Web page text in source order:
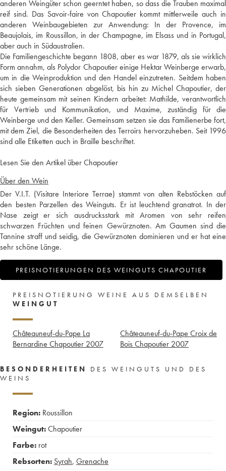
anderen Weingüter schon geerntet haben, so dass die Trauben maximal
reif sind. Das Savoir-faire von Chapoutier kommt mittlerweile auch in
anderen Weinbaugebieten zur Anwendung: In der Provence, im
Beaujolais, im Roussillon, in der Champagne, im Elsass und in Portugal,
aber auch in Südaustralien.
Die Familiengeschichte begann 1808, aber es war 1879, als sie wirklich
Form annahm, als Polydor Chapoutier einige Hektar Weinberge erwarb,
um in die Weinproduktion und den Handel einzutreten. Seitdem haben
sich sieben Generationen abgelöst, bis hin zu Michel Chapoutier, der
heute gemeinsam mit seinen Kindern arbeitet: Mathilde, verantwortlich
für Vertrieb und Kommunikation, und Maxime, zuständig für die
Weinberge und den Keller. Gemeinsam setzen sie das Familienerbe fort,
mit dem Ziel, die Besonderheiten des Terroirs hervorzuheben. Seit 1996
sind alle Etiketten auch in Braille beschriftet.
Lesen Sie den Artikel über Chapoutier
Über den Wein
Der V.I.T. (Visitare Interiore Terrae) stammt von alten Rebstöcken auf
den besten Parzellen des Weinguts. Er ist leuchtend granatrot. In der
Nase zeigt er sich ausdrucksstark mit Aromen von sehr reifen
schwarzen Früchten und feinen Gewürznoten. Am Gaumen sind die
Tannine straff und seidig, die Gewürznoten dominieren und er hat eine
sehr schöne Länge.
PREISNOTIERUNGEN DES WEINGUTS CHAPOUTIER
PREISNOTIERUNG WEINE AUS DEMSELBEN
WEINGUT
Châteauneuf-du-Pape La
Bernardine Chapoutier 2007
Châteauneuf-du-Pape Croix de
Bois Chapoutier 2007
BESONDERHEITEN
DES WEINGUTS UND DES
WEINS
Region: Roussillon
Weingut:Chapoutier
Farbe: rot
Rebsorten: Syrah, Grenache